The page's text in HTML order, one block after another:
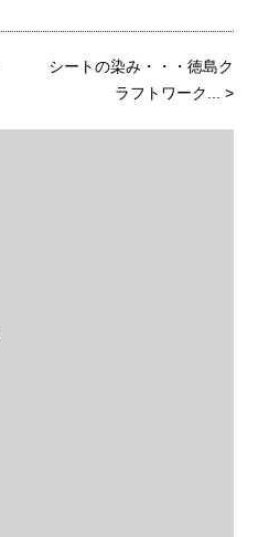
シートの染み・・・徳島ク
ラフトワーク...
>